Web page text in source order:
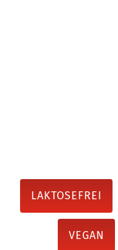
LAKTOSEFREI
VEGAN